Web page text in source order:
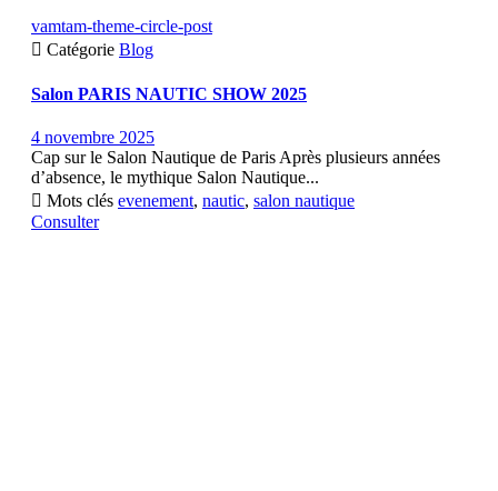
vamtam-theme-circle-post
 Catégorie Blog
Salon PARIS NAUTIC SHOW 2025
4 novembre 2025
Cap sur le Salon Nautique de Paris Après plusieurs années
d’absence, le mythique Salon Nautique...
 Mots clés evenement, nautic, salon nautique
Consulter